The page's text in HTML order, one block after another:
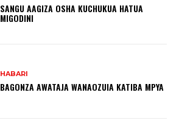
SANGU AAGIZA OSHA KUCHUKUA HATUA
MIGODINI ‎
HABARI
BAGONZA AWATAJA WANAOZUIA KATIBA MPYA